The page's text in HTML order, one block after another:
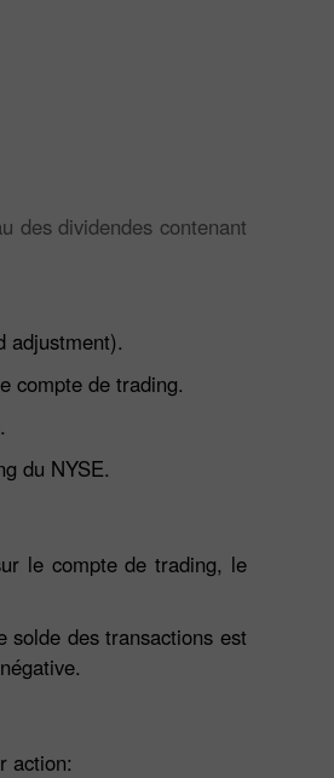
des dividendes contenant
adjustment).
compte de trading.
du NYSE.
le compte de trading, le
des transactions est
action: